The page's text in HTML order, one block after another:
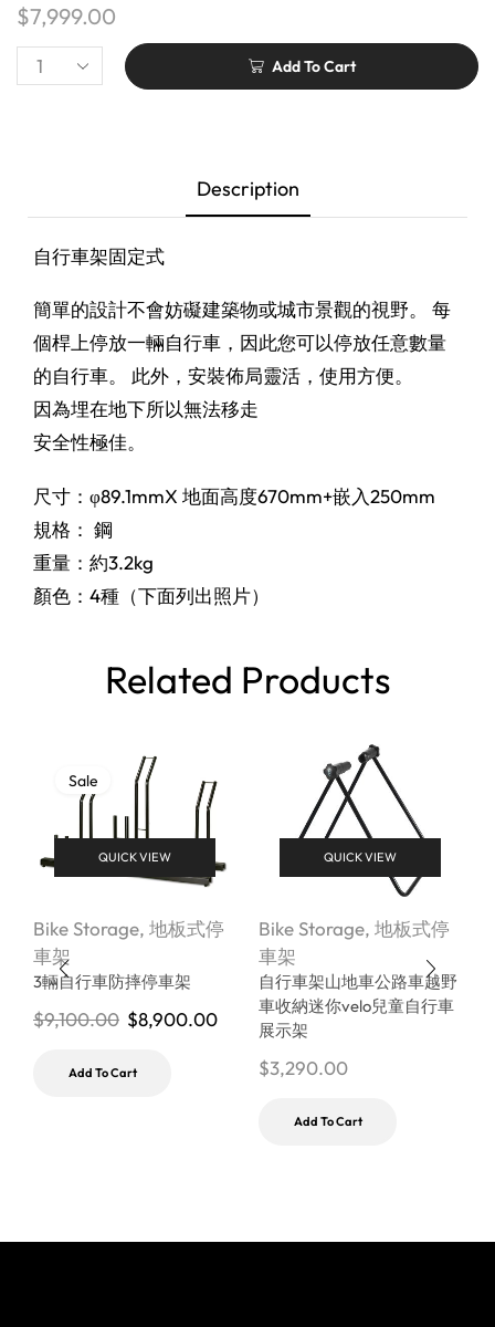
$7,999.00
Add To Cart
Description
自行車架固定式
簡單的設計不會妨礙建築物或城市景觀的視野。 每
個桿上停放一輛自行車，因此您可以停放任意數量
的自行車。 此外，安裝佈局靈活，使用方便。
因為埋在地下所以無法移走
安全性極佳。
尺寸：φ89.1mmX 地面高度670mm+嵌入250mm
規格： 鋼
重量：約3.2kg
顏色：4種（下面列出照片）
Related Products
Sale
QUICK VIEW
Bike Storage, 地板式停
車架
3輛自行車防摔停車架
$9,100.00 $8,900.00
Add To Cart
QUICK VIEW
Bike Storage, 地板式停
車架
自行車架山地車公路車越野
車收納迷你velo兒童自行車
展示架
$3,290.00
Add To Cart